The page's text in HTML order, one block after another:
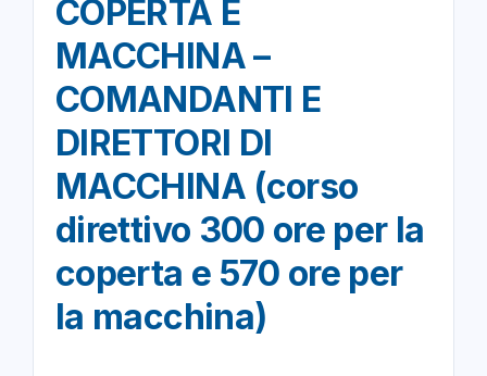
COPERTA E
MACCHINA –
COMANDANTI E
DIRETTORI DI
MACCHINA (corso
direttivo 300 ore per la
coperta e 570 ore per
la macchina)